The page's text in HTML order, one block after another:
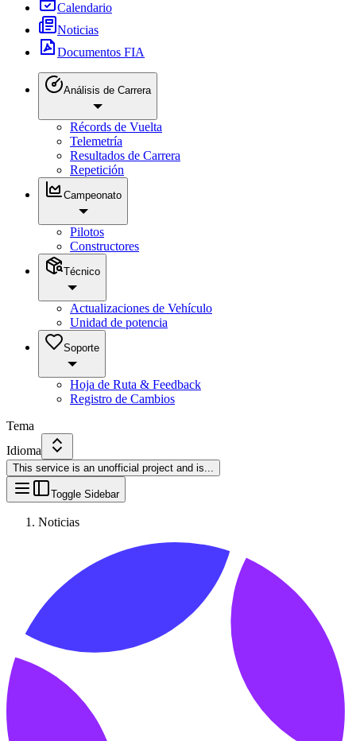
Calendario
Noticias
Documentos FIA
Análisis de Carrera
Récords de Vuelta
Telemetría
Resultados de Carrera
Repetición
Campeonato
Pilotos
Constructores
Técnico
Actualizaciones de Vehículo
Unidad de potencia
Soporte
Hoja de Ruta & Feedback
Registro de Cambios
Tema
Idioma
This service is an unofficial project and is...
Toggle Sidebar
Noticias